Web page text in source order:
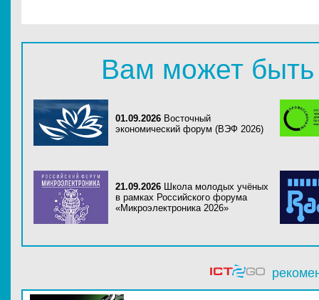
Вам может быть
01.09.2026 Восточный
экономический форум (ВЭФ 2026)
21.09.2026 Школа молодых учёных
в рамках Российского форума
«Микроэлектроника 2026»